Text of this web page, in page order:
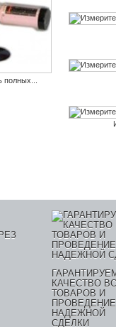
полных...
КАЧЕСТВО
ТОВАРОВ И
ПРОВЕДЕНИЕ
НАДЕЖНОЙ
СДЕЛКИ